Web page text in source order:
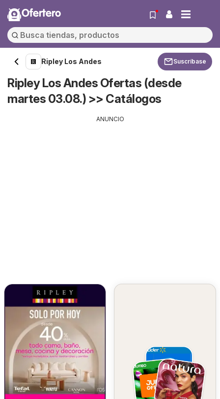
Ofertero
Ripley Los Andes Suscríbase
Ripley Los Andes Ofertas (desde
martes 03.08.) >> Catálogos
ANUNCIO